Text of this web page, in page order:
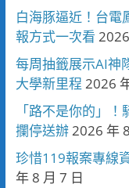
白海豚逼近！台
報方式一次看
每周抽籤展示AI
大學新里程 2026
「路不是你的」
攔停送辦2026 年
珍惜119報案專線
年 8 月 7 日